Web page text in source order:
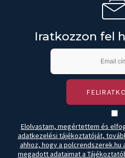
Iratkozzon fel
Elolvastam, megértettem és
adatkezelési tájékoztatóját,
ahhoz, hogy a polcrendszerek.hu
megadott adataimat a